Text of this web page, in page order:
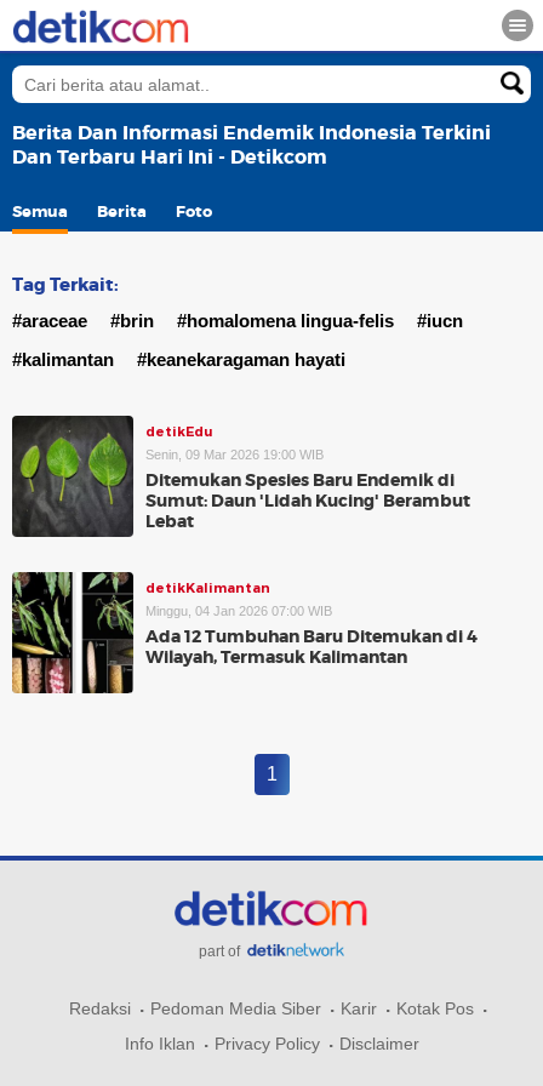
Berita Dan Informasi Endemik Indonesia Terkini
Dan Terbaru Hari Ini - Detikcom
Semua Berita Foto
Tag Terkait:
#araceae #brin #homalomena lingua-felis
#iucn
#kalimantan
#keanekaragaman hayati
detikEdu
Senin, 09 Mar 2026 19:00 WIB
Ditemukan Spesies Baru Endemik di
Sumut: Daun 'Lidah Kucing' Berambut
Lebat
detikKalimantan
Minggu, 04 Jan 2026 07:00 WIB
Ada 12 Tumbuhan Baru Ditemukan di 4
Wilayah, Termasuk Kalimantan
1
part of
Redaksi Pedoman Media Siber Karir
Kotak Pos
Info Iklan
Privacy Policy Disclaimer